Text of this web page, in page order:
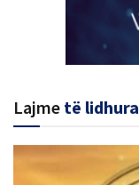
Lajme të lidhura